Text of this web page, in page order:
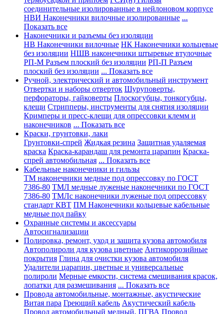
соединительные изолированные в нейлоновом корпусе
НВИ Наконечники вилочные изолированные ...
Показать все
Наконечники и разъемы без изоляции
НВ Наконечники вилочные НК Наконечники кольцевые
без изоляции НШВ наконечники штыревые втулочные
РП-М Разъем плоский без изоляции РП-П Разъем
плоский без изоляции ... Показать все
Ручной, электрический и автомобильный инструмент
Отвертки и наборы отверток Шуруповерты,
перфораторы, гайковерты Плоскогубцы, тонкогубцы,
клещи Стрипперы, инструменты для снятия изоляции
Кримперы и пресс-клещи для опрессовки клемм и
наконечников ... Показать все
Краски, грунтовки, лаки
Грунтовки-спрей Жидкая резина Защитная удаляемая
краска Краска-карандаш для ремонта царапин Краска-
спрей автомобильная ... Показать все
Кабельные наконечники и гильзы
ТМ наконечники медные под опрессовку по ГОСТ
7386-80 ТМЛ медные луженые наконечники по ГОСТ
7386-80 ТМЛс наконечники луженые под опрессовку
стандарт КВТ ПМ Наконечники кольцевые кабельные
медные под пайку
Охранные системы и аксессуары
Автосигнализации
Полировка, ремонт, уход и защита кузова автомобиля
Автополироли для кузова цветные Антикоррозийные
покрытия Глина для очистки кузова автомобиля
Удалители царапин, цветные и универсальные
полироли Мерные емкости, система смешивания красок,
лопатки для размешивания ... Показать все
Провода автомобильные, монтажные, акустические
Витая пара Греющий кабель Акустический кабель
Провод автомобильный медный, ПГВА Провод